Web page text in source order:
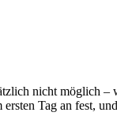
nicht möglich –
Tag an fest,